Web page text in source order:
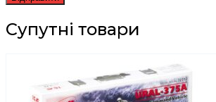
Супутні товари